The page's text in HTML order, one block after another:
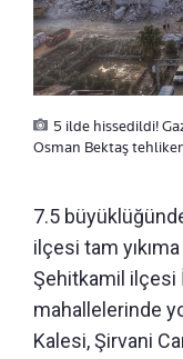
5 ilde hissedildi!
Osman Bektaş
7.5
ilçesi tam
Şehitkamil ilçesi
mahallelerinde
Kalesi,Şirvani